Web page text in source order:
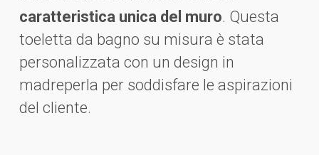
caratteristica unica del muro. Questa
toeletta da bagno su misura è stata
personalizzata con un design in
madreperla per soddisfare le aspirazioni
del cliente.